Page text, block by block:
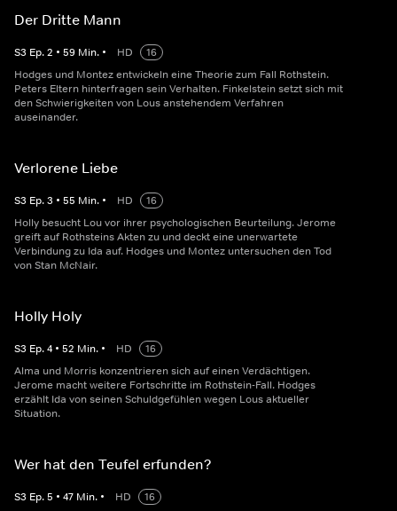
Der Dritte Mann
S3 Ep.2 • 59 Min. • HD
16
Hodges und Montez entwickeln eine Theorie zum Fall Rothstein.
Peters Eltern hinterfragen sein Verhalten. Finkelstein setzt sich mit
den Schwierigkeiten von Lous anstehendem Verfahren
auseinander.
Verlorene Liebe
S3 Ep.3 • 55 Min. • HD
16
Holly besucht Lou vor ihrer psychologischen Beurteilung. Jerome
greift auf Rothsteins Akten zu und deckt eine unerwartete
Verbindung zu Ida auf. Hodges und Montez untersuchen den Tod
von Stan McNair.
Holly Holy
S3 Ep.4 • 52 Min. • HD
16
Alma und Morris konzentrieren sich auf einen Verdächtigen.
Jerome macht weitere Fortschritte im Rothstein-Fall. Hodges
erzählt Ida von seinen Schuldgefühlen wegen Lous aktueller
Situation.
Wer hat den Teufel erfunden?
S3 Ep.5 • 47 Min. • HD
16